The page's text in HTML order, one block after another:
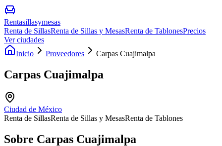
Rentasillasymesas
Renta de SillasRenta de Sillas y MesasRenta de TablonesPrecios
Ver ciudades
Inicio
Proveedores Carpas Cuajimalpa
Carpas Cuajimalpa
Ciudad de México
Renta de SillasRenta de Sillas y MesasRenta de Tablones
Sobre Carpas Cuajimalpa